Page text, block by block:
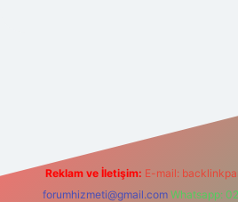
Reklam ve İletişim: E-mail:
forumhizmeti@gmail.com Whatsapp: